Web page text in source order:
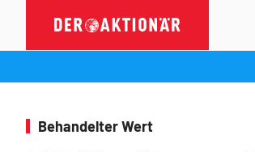
Behandelter Wert